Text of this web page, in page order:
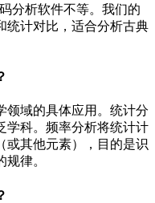
分析软件不等。我们的
统计对比，适合分析古典
领域的具体应用。统计分
学科。频率分析将统计计
或其他元素），目的是识
律。